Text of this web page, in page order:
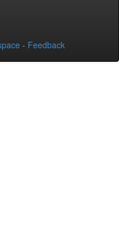
- Feedback